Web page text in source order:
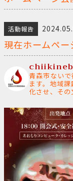
活動報告
現在ホームペー
青森市ない
ます。地域
化させ、その